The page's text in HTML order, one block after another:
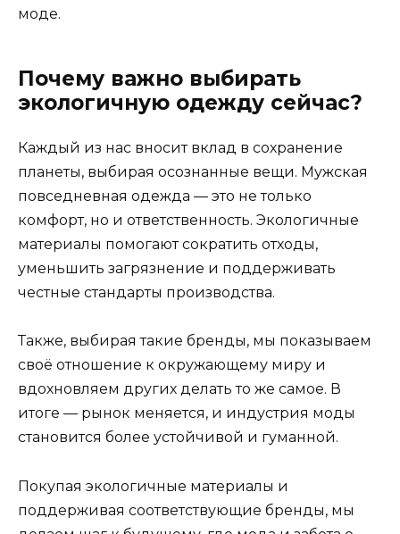
моде.
Почему важно выбирать
экологичную одежду сейчас?
Каждый из нас вносит вклад в сохранение
планеты, выбирая осознанные вещи. Мужская
повседневная одежда — это не только
комфорт, но и ответственность. Экологичные
материалы помогают сократить отходы,
уменьшить загрязнение и поддерживать
честные стандарты производства.
Также, выбирая такие бренды, мы показываем
своё отношение к окружающему миру и
вдохновляем других делать то же самое. В
итоге — рынок меняется, и индустрия моды
становится более устойчивой и гуманной.
Покупая экологичные материалы и
поддерживая соответствующие бренды, мы